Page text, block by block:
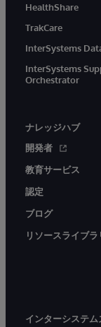
HealthShare
TrakCare
InterSystems
InterSystems
Orchestrator
ナレッジハブ
開発者
教育サービス
認定
ブログ
リソースライブラ
インターシステム